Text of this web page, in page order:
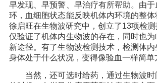
早发现、早预警、早治疗有所帮助。由
环，血细胞状态能反映机体内环境的整
徐启旺在生物波研究中，创立了13项检
仅验证了机体内生物波的存在，同时也
新途径。有了生物波检测技术，检测体
身体处于什么状况，变得像验血一样简单
当然，还可选时给药，通过生物波时